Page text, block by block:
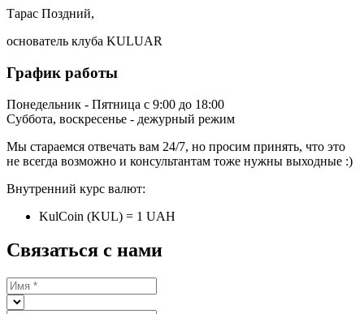
Тарас Поздний,
основатель клуба KULUAR
График работы
Понедельник - Пятница с 9:00 до 18:00
Суббота, воскресенье - дежурный режим
Мы стараемся отвечать вам 24/7, но просим принять, что это
не всегда возможно и консультантам тоже нужны выходные :)
Внутренний курс валют:
KulCoin (KUL) = 1 UAH
Связаться с нами